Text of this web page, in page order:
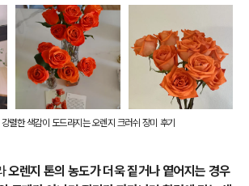
렬한 색감이 도드라지는 오렌지 크러쉬 장미 후기
오렌지 톤의 농도가 더욱 짙거나 옅어지는 경우